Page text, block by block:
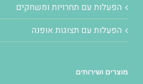
הפעלות עם תחרויות ומשחקים
הפעלות עם תצוגות אופנה
מוצרים ושירותים